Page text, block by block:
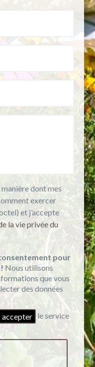
manière dont mes
exercer
et j’accepte
la vie privée du
pour
Nous utilisons
que vous
des données
accepter le service